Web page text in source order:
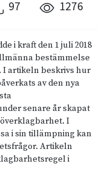
97 1276
i kraft den 1 juli 2018
bestämmelse
artikeln beskrivs hur
av den nya
senare år skapat
I
i sin tillämpning kan
Artikeln
i